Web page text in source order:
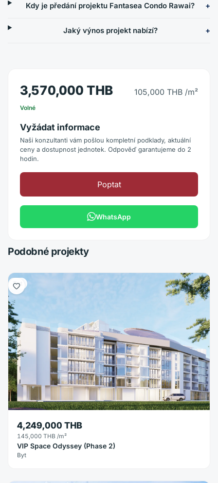
Kdy je předání projektu Fantasea Condo Rawai?
Jaký výnos projekt nabízí?
3,570,000 THB 105,000 THB /m²
Volné
Vyžádat informace
Naši konzultanti vám pošlou kompletní podklady, aktuální
ceny a dostupnost jednotek. Odpověď garantujeme do 2
hodin.
Poptat
WhatsApp
Podobné projekty
Byt
4,249,000 THB
145,000 THB /m²
VIP Space Odyssey (Phase 2)
Byt